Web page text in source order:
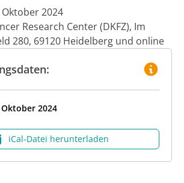
Oktober 2024
iCal‑Datei herunterladen
Oktober 2024
Research Center (DKFZ), Im
280, 69120 Heidelberg und online